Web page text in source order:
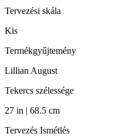
Tervezési skála
Kis
Termékgyűjtemény
Lillian August
Tekercs szélessége
27 in | 68.5 cm
Tervezés Ismétlés